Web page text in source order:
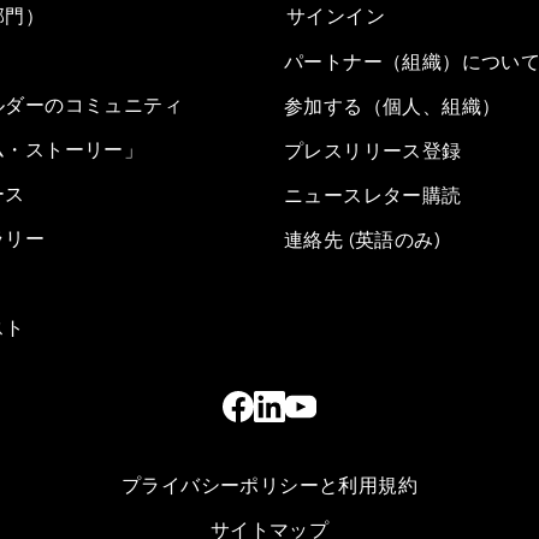
）
ーのコミュニティ
ストーリー」
リー
サインイン
パートナー（組織）につい
参加する（個人、組織）
プレスリリース登録
ニュースレター購読
連絡先 (英語のみ)
プライバシーポリシーと利用規約
サイトマップ